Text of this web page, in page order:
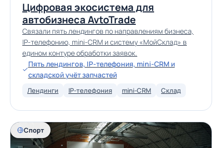
Цифровая экосистема для
автобизнеса AvtoTrade
Связали пять лендингов по направлениям бизнеса,
IP-телефонию, mini-CRM и систему «МойСклад» в
едином контуре обработки заявок.
Пять лендингов, IP-телефония, mini-CRM и
складской учёт запчастей
Лендинги IP-телефония mini-CRM Склад
Спорт